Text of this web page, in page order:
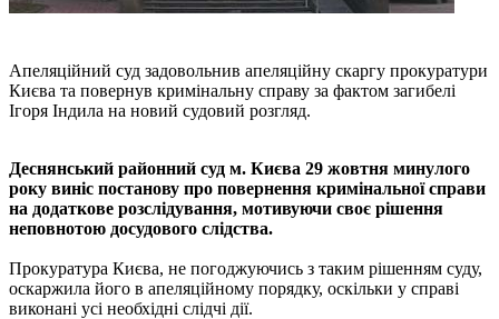
Апеляційний суд задовольнив апеляційну скаргу прокуратури
Києва та повернув кримінальну справу за фактом загибелі
Ігоря Індила на новий судовий розгляд.
Деснянський районний суд м. Києва 29 жовтня минулого
року виніс постанову про повернення кримінальної справи
на додаткове розслідування, мотивуючи своє рішення
неповнотою досудового слідства.
Прокуратура Києва, не погоджуючись з таким рішенням суду,
оскаржила його в апеляційному порядку, оскільки у справі
виконані усі необхідні слідчі дії.